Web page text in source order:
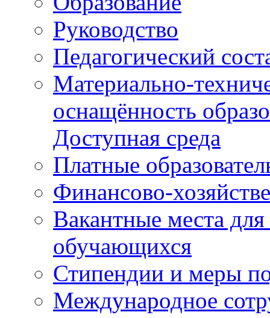
Руководство
Педагогический
Материально-
оснащённость
Доступная среда
Платные
Финансово-
Вакантные места
обучающихся
Стипендии и меры
Международное